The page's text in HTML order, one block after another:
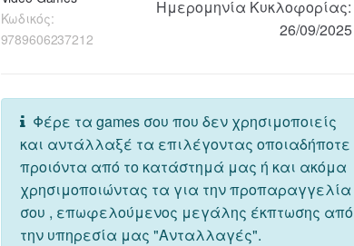
Κωδικός:
9789606237212
Ημερομηνία Κυκλοφορίας:
26/09/2025
Φέρε τα games σου που δεν χρησιμοποιείς
και αντάλλαξέ τα επιλέγοντας οποιαδήποτε
προιόντα από το κατάστημά μας ή και ακόμα
χρησιμοποιώντας τα για την προπαραγγελία
σου , επωφελούμενος μεγάλης έκπτωσης από
την υπηρεσία μας "Ανταλλαγές".